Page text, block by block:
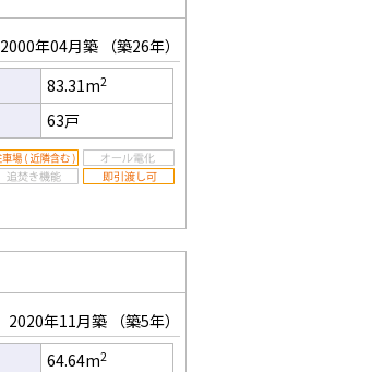
2000年04月築 （築26年）
83.31m2
63戸
2020年11月築 （築5年）
64.64m2